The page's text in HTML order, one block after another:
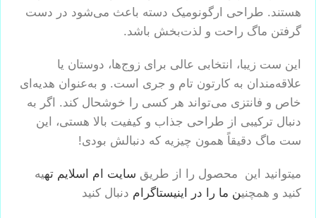
هستند. طراحی ارگونومیک دسته باعث می‌شود در دست
گرفتن ماگ راحت و لذت‌بخش باشد.
این ست زیبا، انتخابی عالی برای زوج‌ها، دوستان یا
علاقه‌مندان به کارتون تام و جری است. و به‌عنوان هدیه‌ای
خاص و فانتزی می‌تواند هر کسی را خوشحال کند. اگر به
دنبال ترکیبی از طراحی جذاب و کیفیت بالا هستی، این
ست ماگ دقیقاً همون چیزیه که دنبالش بودی!
میتوانید این محصول را از طریق سایت ام اسلایم تهیه
کنید و همچنین ما را در اینیستاگرام دنبال کنید